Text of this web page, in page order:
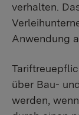
verhalten.
Anwendung
über Bau-
werden,